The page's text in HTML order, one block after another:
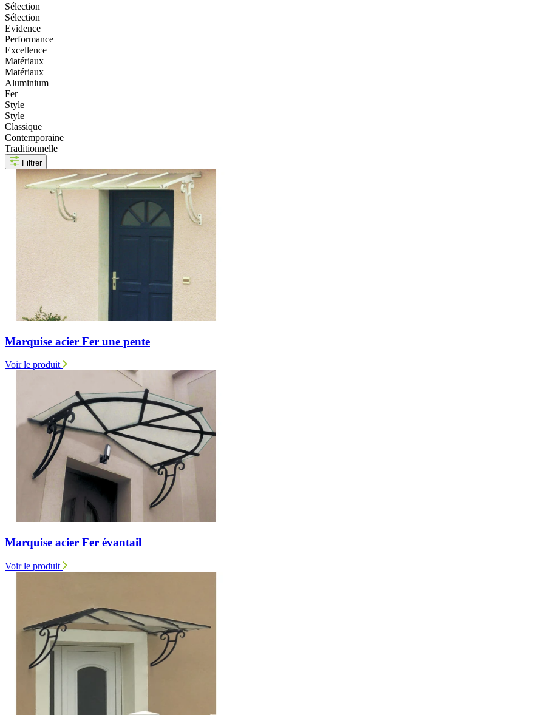
Sélection
Sélection
Evidence
Performance
Excellence
Matériaux
Matériaux
Aluminium
Fer
Style
Style
Classique
Contemporaine
Traditionnelle
Filtrer
Marquise acier Fer une pente
Voir le produit
Marquise acier Fer évantail
Voir le produit